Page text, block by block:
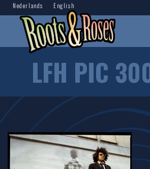
Nederlands English
LFH PIC